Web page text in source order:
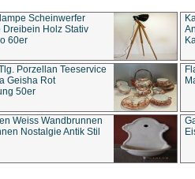
Scheinwerfer
Dreibein Holz Stativ
60er
Porzellan Teeservice
Geisha Rot
50er
Weiss Wandbrunnen
Nostalgie Antik Stil